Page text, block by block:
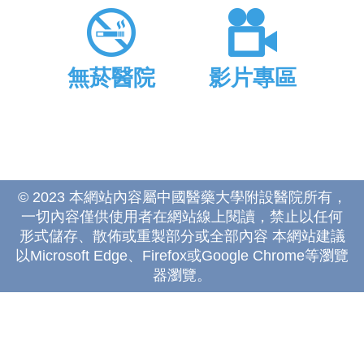
無菸醫院 影片專區
© 2023 本網站內容屬中國醫藥大學附設醫院所有，
一切內容僅供使用者在網站線上閱讀，禁止以任何
形式儲存、散佈或重製部分或全部內容 本網站建議
以Microsoft Edge、Firefox或Google Chrome等瀏覽
器瀏覽。